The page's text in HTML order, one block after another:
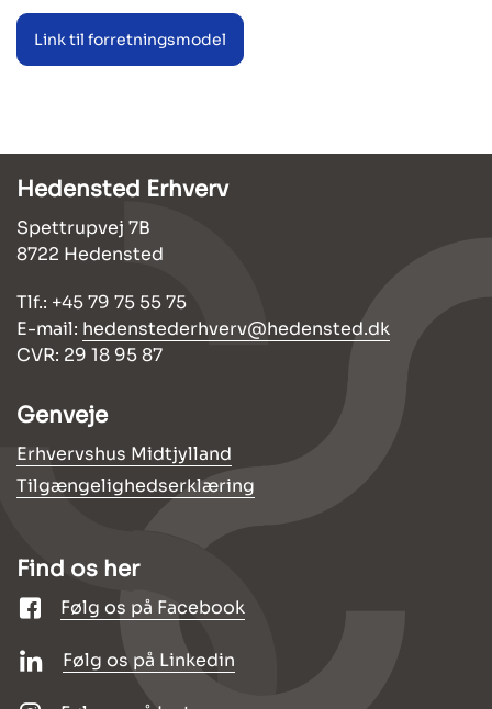
Link til forretningsmodel
Hedensted Erhverv
Spettrupvej 7B
8722 Hedensted
Tlf.: +45 79 75 55 75
E-mail: hedenstederhverv@hedensted.dk
CVR: 29 18 95 87
Genveje
Erhvervshus Midtjylland
Tilgængelighedserklæring
Find os her
Følg os på Facebook
Følg os på Linkedin